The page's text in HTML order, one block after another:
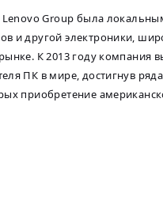
Lenovo Group была
и другой электроники,
К 2013 году компания
ПК в мире, достигнув
приобретение